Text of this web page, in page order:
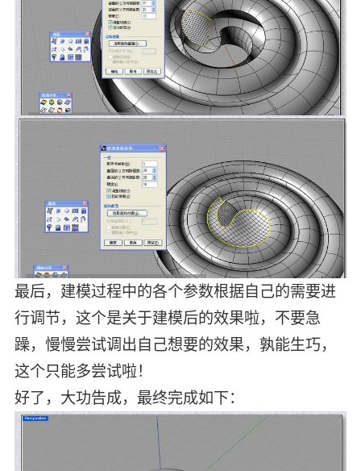
最后，建模过程中的各个参数根据自己的需要进
行调节，这个是关于建模后的效果啦，不要急
躁，慢慢尝试调出自己想要的效果，孰能生巧，
这个只能多尝试啦！
好了，大功告成，最终完成如下：